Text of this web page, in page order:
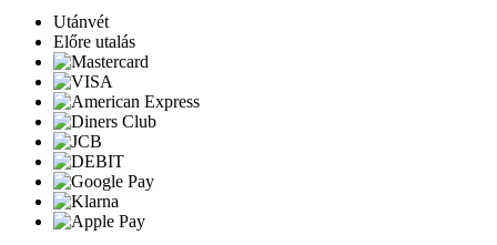
Utánvét
Előre utalás